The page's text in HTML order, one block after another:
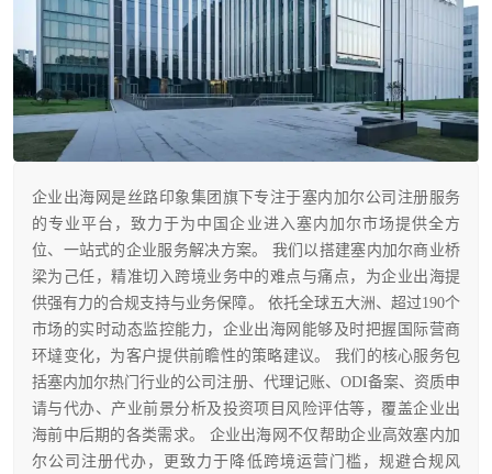
企业出海网是丝路印象集团旗下专注于塞内加尔公司注册服务
的专业平台，致力于为中国企业进入塞内加尔市场提供全方
位、一站式的企业服务解决方案。 我们以搭建塞内加尔商业桥
梁为己任，精准切入跨境业务中的难点与痛点，为企业出海提
供强有力的合规支持与业务保障。 依托全球五大洲、超过190个
市场的实时动态监控能力，企业出海网能够及时把握国际营商
环墶变化，为客户提供前瞻性的策略建议。 我们的核心服务包
括塞内加尔热门行业的公司注册、代理记账、ODI备案、资质申
请与代办、产业前景分析及投资项目风险评估等，覆盖企业出
海前中后期的各类需求。 企业出海网不仅帮助企业高效塞内加
尔公司注册代办，更致力于降低跨境运营门槛，规避合规风